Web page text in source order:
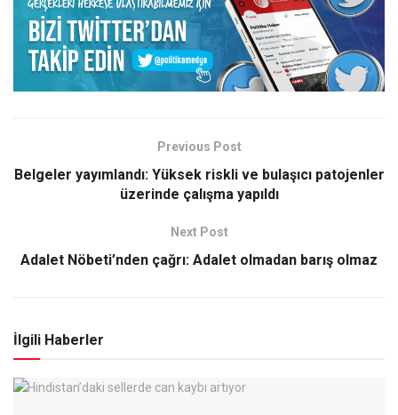
Previous Post
Belgeler yayımlandı: Yüksek riskli ve bulaşıcı patojenler
üzerinde çalışma yapıldı
Next Post
Adalet Nöbeti’nden çağrı: Adalet olmadan barış olmaz
İlgili Haberler